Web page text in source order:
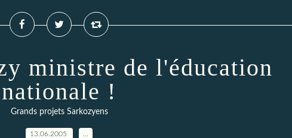
ministre de l'éducation
nationale !
Grands projets Sarkozyens
13.06.2005